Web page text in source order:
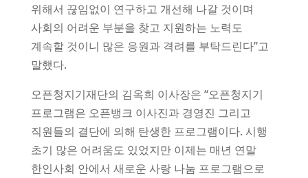
위해서 끊임없이 연구하고 개선해 나갈 것이며
사회의 어려운 부분을 찾고 지원하는 노력도
계속할 것이니 많은 응원과 격려를 부탁드린다”고
말했다.
오픈청지기재단의 김옥희 이사장은 “오픈청지기
프로그램은 오픈뱅크 이사진과 경영진 그리고
직원들의 결단에 의해 탄생한 프로그램이다. 시행
초기 많은 어려움도 있었지만 이제는 매년 연말
한인사회 안에서 새로운 사랑 나눔 프로그램으로